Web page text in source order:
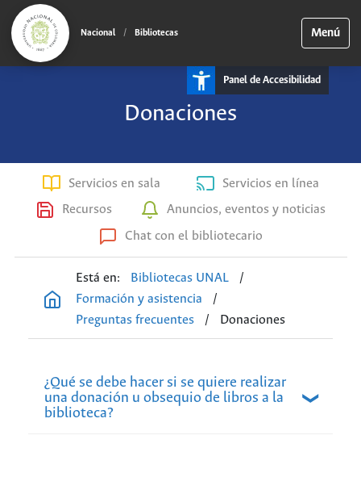
Nacional / Bibliotecas Menú
Panel de Accesibilidad
Donaciones
Servicios en sala
Servicios en línea
Recursos
Anuncios, eventos y noticias
Chat con el bibliotecario
Está en: Bibliotecas UNAL
/
Formación y asistencia
/
Preguntas frecuentes
/ Donaciones
¿Qué se debe hacer si se quiere realizar
una donación u obsequio de libros a la
biblioteca?